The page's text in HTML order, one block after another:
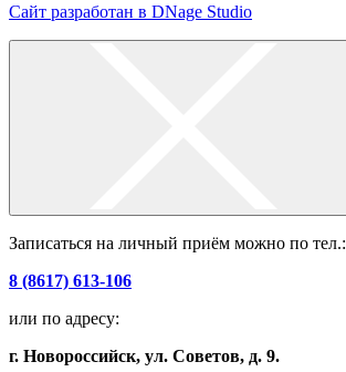
Сайт разработан в DNage Studio
Записаться на личный приём можно по тел.:
8 (8617) 613-106
или по адресу:
г. Новороссийск, ул. Советов, д. 9.